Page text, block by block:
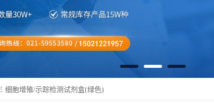
细胞增殖/示踪检测试剂盒(绿色)